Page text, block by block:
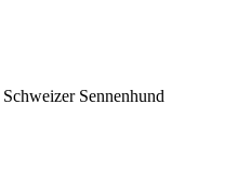
Sennenhund